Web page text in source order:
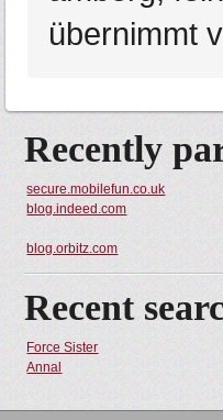
übernimmt
Recently
secure.mobilefun.co.uk
blog.indeed.com
blog.orbitz.com
Recent
Force Sister
Annal